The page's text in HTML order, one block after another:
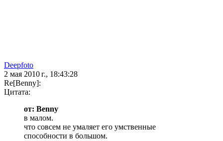
Deepfoto
2 мая 2010 г., 18:43:28
Re[Benny]:
Цитата:
от: Benny
в малом.
что совсем не умаляет его умственные
способности в большом.